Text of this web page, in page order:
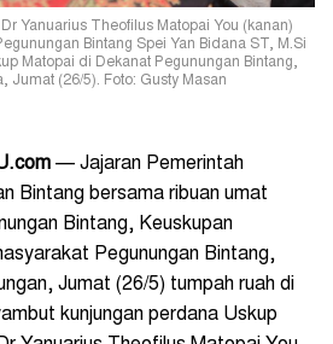
Yanuarius Theofilus Matopai You (kanan)
Bintang Spei Yan Bidana ST, M.Si
Matopai di Dekanat Pegunungan Bintang,
Jumat (26/5). Foto: Gusty Masan
— Jajaran Pemerintah
Bintang bersama ribuan umat
Bintang, Keuskupan
Pegunungan Bintang,
Jumat (26/5) tumpah ruah di
kunjungan perdana Uskup